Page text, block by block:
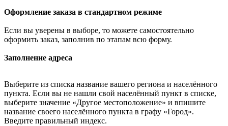
Оформление заказа в стандартном режиме
Если вы уверены в выборе, то можете самостоятельно
оформить заказ, заполнив по этапам всю форму.
Заполнение адреса
Выберите из списка название вашего региона и населённого
пункта. Если вы не нашли свой населённый пункт в списке,
выберите значение «Другое местоположение» и впишите
название своего населённого пункта в графу «Город».
Введите правильный индекс.